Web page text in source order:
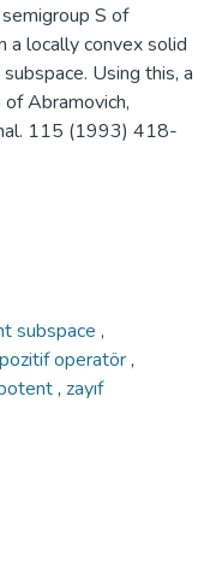
S of
a locally convex solid
Using this, a
Abramovich,
115 (1993) 418-
subspace ,
pozitif operatör,
, zayıf